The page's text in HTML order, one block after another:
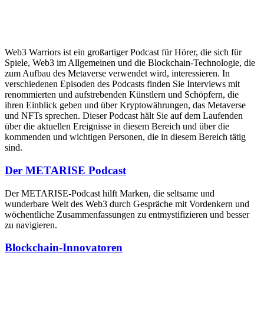
Web3 Warriors ist ein großartiger Podcast für Hörer, die sich für
Spiele, Web3 im Allgemeinen und die Blockchain-Technologie, die
zum Aufbau des Metaverse verwendet wird, interessieren. In
verschiedenen Episoden des Podcasts finden Sie Interviews mit
renommierten und aufstrebenden Künstlern und Schöpfern, die
ihren Einblick geben und über Kryptowährungen, das Metaverse
und NFTs sprechen. Dieser Podcast hält Sie auf dem Laufenden
über die aktuellen Ereignisse in diesem Bereich und über die
kommenden und wichtigen Personen, die in diesem Bereich tätig
sind.
Der METARISE Podcast
Der METARISE-Podcast hilft Marken, die seltsame und
wunderbare Welt des Web3 durch Gespräche mit Vordenkern und
wöchentliche Zusammenfassungen zu entmystifizieren und besser
zu navigieren.
Blockchain-Innovatoren